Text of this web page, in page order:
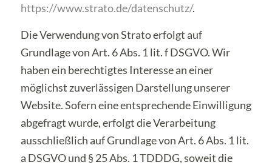
https://www.strato.de/datenschutz/.
Die Verwendung von Strato erfolgt auf
Grundlage von Art. 6 Abs. 1 lit. f DSGVO. Wir
haben ein berechtigtes Interesse an einer
möglichst zuverlässigen Darstellung unserer
Website. Sofern eine entsprechende Einwilligung
abgefragt wurde, erfolgt die Verarbeitung
ausschließlich auf Grundlage von Art. 6 Abs. 1 lit.
a DSGVO und § 25 Abs. 1 TDDDG, soweit die